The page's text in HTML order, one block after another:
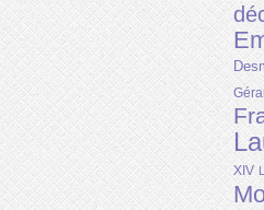
XIV